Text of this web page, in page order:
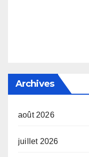
Archives
août 2026
juillet 2026